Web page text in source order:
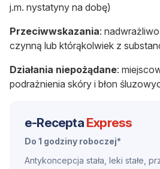
j.m. nystatyny na dobę)
Przeciwwskazania:
czynną lub którąkolwiek z
Działania niepożądane:
podrażnienia skóry i błon
e-Recepta Express
Do 1 godziny roboczej*
Antykoncepcja stała, leki stałe,